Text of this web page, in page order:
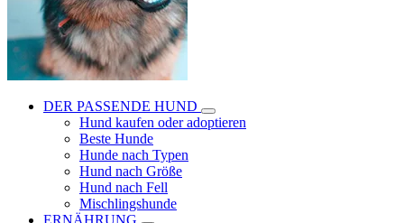
DER PASSENDE HUND
Hund kaufen oder adoptieren
Beste Hunde
Hunde nach Typen
Hund nach Größe
Hund nach Fell
Mischlingshunde
ERNÄHRUNG